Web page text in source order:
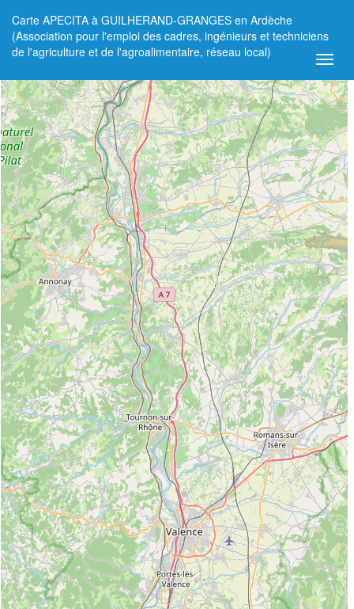
Carte APECITA à GUILHERAND-GRANGES en Ardèche
(Association pour l'emploi des cadres, ingénieurs et techniciens
de l'agriculture et de l'agroalimentaire, réseau local)
+
−